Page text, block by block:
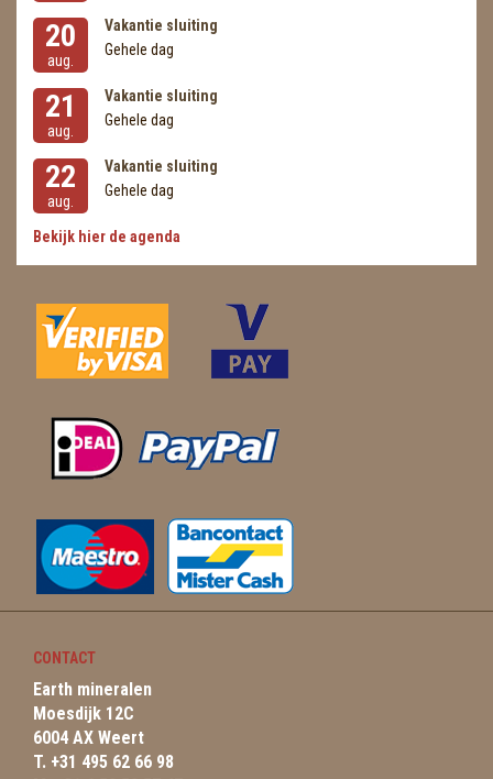
20
aug.
Vakantie sluiting
Gehele dag
21
aug.
Vakantie sluiting
Gehele dag
22
aug.
Vakantie sluiting
Gehele dag
Bekijk hier de agenda
CONTACT
Earth mineralen
Moesdijk 12C
6004 AX Weert
T. +31 495 62 66 98